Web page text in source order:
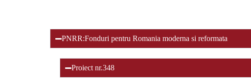
PNRR:Fonduri pentru Romania moderna si reformata
Proiect nr.348